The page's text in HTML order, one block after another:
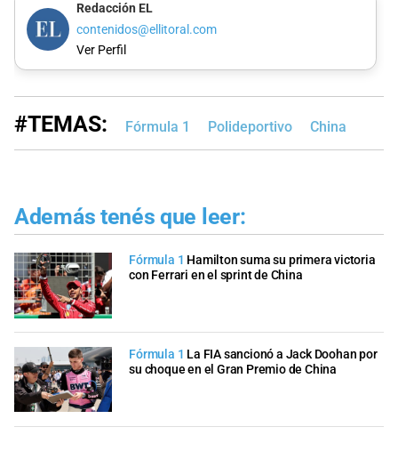
Redacción EL
contenidos@ellitoral.com
Ver Perfil
#TEMAS: Fórmula 1 Polideportivo China
Además tenés que leer:
Fórmula 1 Hamilton suma su primera victoria
con Ferrari en el sprint de China
Fórmula 1 La FIA sancionó a Jack Doohan por
su choque en el Gran Premio de China